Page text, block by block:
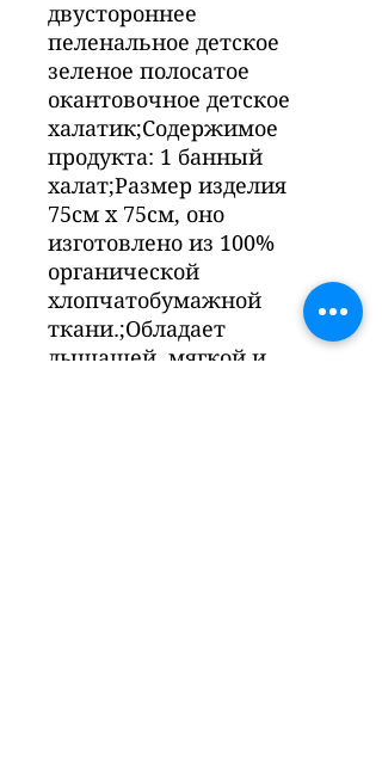
двустороннее
пеленальное детское
зеленое полосатое
окантовочное детское
халатик;Содержимое
продукта: 1 банный
халат;Размер изделия
75см x 75см, оно
изготовлено из 100%
органической
хлопчатобумажной
ткани.;Обладает
дышащей, мягкой и